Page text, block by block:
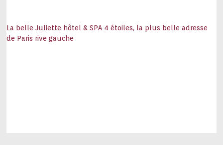
La belle Juliette hôtel & SPA 4 étoiles, la plus belle adresse
de Paris rive gauche